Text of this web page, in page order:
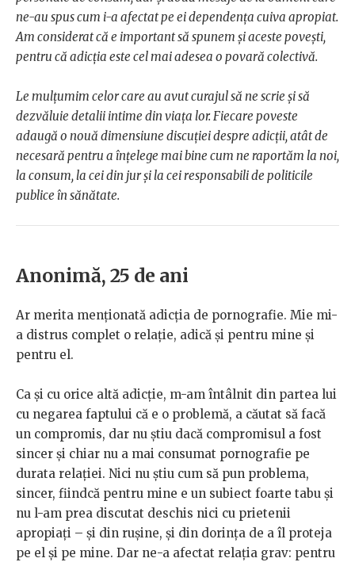
ne-au spus cum i-a afectat pe ei dependența cuiva apropiat.
Am considerat că e important să spunem și aceste povești,
pentru că adicția este cel mai adesea o povară colectivă.
Le mulțumim celor care au avut curajul să ne scrie și să
dezvăluie detalii intime din viața lor. Fiecare poveste
adaugă o nouă dimensiune discuției despre adicții, atât de
necesară pentru a înțelege mai bine cum ne raportăm la noi,
la consum, la cei din jur și la cei responsabili de politicile
publice în sănătate.
Anonimă, 25 de ani
Ar merita menționată adicția de pornografie. Mie mi-
a distrus complet o relație, adică și pentru mine și
pentru el.
Ca și cu orice altă adicție, m-am întâlnit din partea lui
cu negarea faptului că e o problemă, a căutat să facă
un compromis, dar nu știu dacă compromisul a fost
sincer și chiar nu a mai consumat pornografie pe
durata relației. Nici nu știu cum să pun problema,
sincer, fiindcă pentru mine e un subiect foarte tabu și
nu l-am prea discutat deschis nici cu prietenii
apropiați – și din rușine, și din dorința de a îl proteja
pe el și pe mine. Dar ne-a afectat relația grav: pentru